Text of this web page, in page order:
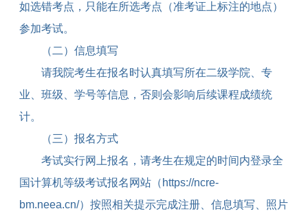
如选错考点，只能在所选考点（准考证上标注的地点）
参加考试。
（二）信息填写
请我院考生在报名时认真填写所在二级学院、专
业、班级、学号等信息，否则会影响后续课程成绩统
计。
（三）报名方式
考试实行网上报名，请考生在规定的时间内登录全
国计算机等级考试报名网站（ https://ncre-
bm.neea.cn/）按照相关提示完成注册、信息填写、照片